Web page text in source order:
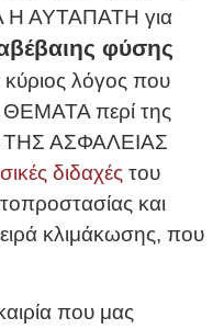
Η ΑΥΤΑΠΑΤΗ για
φύσης
κύριος λόγος που
περί της
ΤΗΣ ΑΣΦΑΛΕΙΑΣ
διδαχές του
και
κλιμάκωσης, που
που μας